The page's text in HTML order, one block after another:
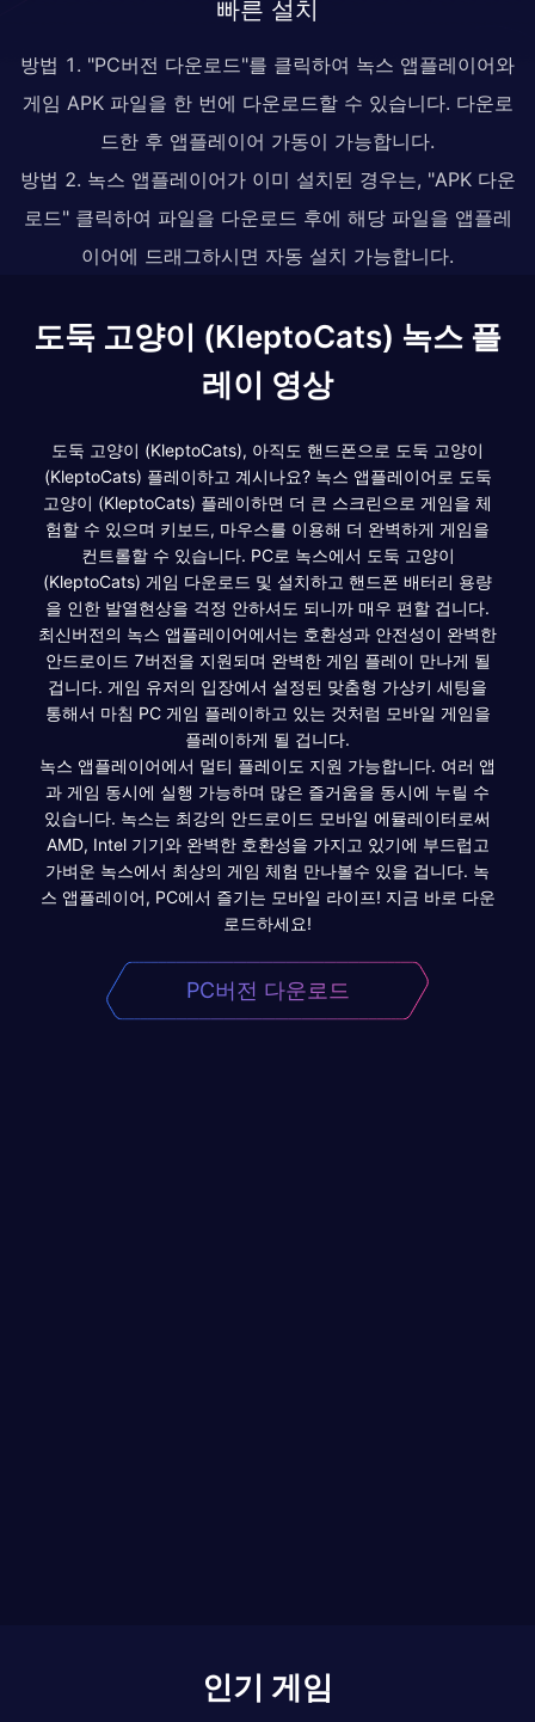
빠른 설치
방법 1. "PC버전 다운로드"를 클릭하여 녹스 앱플레이어와
게임 APK 파일을 한 번에 다운로드할 수 있습니다. 다운로
드한 후 앱플레이어 가동이 가능합니다.
방법 2. 녹스 앱플레이어가 이미 설치된 경우는, "APK 다운
로드" 클릭하여 파일을 다운로드 후에 해당 파일을 앱플레
이어에 드래그하시면 자동 설치 가능합니다.
도둑 고양이 (KleptoCats) 녹스 플
레이 영상
도둑 고양이 (KleptoCats), 아직도 핸드폰으로 도둑 고양이
(KleptoCats) 플레이하고 계시나요? 녹스 앱플레이어로 도둑
고양이 (KleptoCats) 플레이하면 더 큰 스크린으로 게임을 체
험할 수 있으며 키보드, 마우스를 이용해 더 완벽하게 게임을
컨트롤할 수 있습니다. PC로 녹스에서 도둑 고양이
(KleptoCats) 게임 다운로드 및 설치하고 핸드폰 배터리 용량
을 인한 발열현상을 걱정 안하셔도 되니까 매우 편할 겁니다.
최신버전의 녹스 앱플레이어에서는 호환성과 안전성이 완벽한
안드로이드 7버전을 지원되며 완벽한 게임 플레이 만나게 될
겁니다. 게임 유저의 입장에서 설정된 맞춤형 가상키 세팅을
통해서 마침 PC 게임 플레이하고 있는 것처럼 모바일 게임을
플레이하게 될 겁니다.
녹스 앱플레이어에서 멀티 플레이도 지원 가능합니다. 여러 앱
과 게임 동시에 실행 가능하며 많은 즐거움을 동시에 누릴 수
있습니다. 녹스는 최강의 안드로이드 모바일 에뮬레이터로써
AMD, Intel 기기와 완벽한 호환성을 가지고 있기에 부드럽고
가벼운 녹스에서 최상의 게임 체험 만나볼수 있을 겁니다. 녹
스 앱플레이어, PC에서 즐기는 모바일 라이프! 지금 바로 다운
로드하세요!
PC버전 다운로드
인기 게임